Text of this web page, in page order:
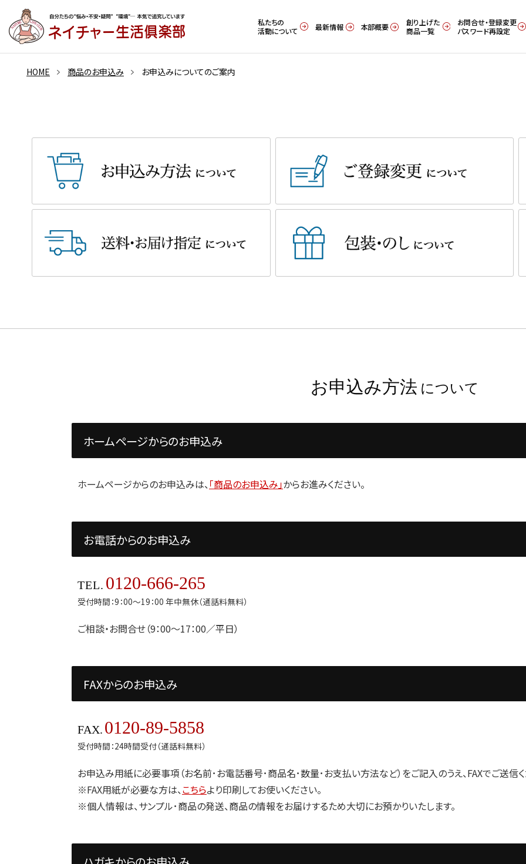
私たちの
活動について
最新情報 本部概要
創り上げた
商品一覧
お問合せ・登録変更
パスワード再設定
HOME 商品のお申込み お申込みについてのご案内
お申込み方法 について
ホームページからのお申込み
ホームページからのお申込みは、 「商品のお申込み」からお進みください。
お電話からのお申込み
TEL. 0120-666-265
受付時間：9：00～19：00 年中無休（通話料無料）
ご相談・お問合せ（9：00～17：00／平日）
FAXからのお申込み
FAX. 0120-89-5858
受付時間：24時間受付（通話料無料）
お申込み用紙に必要事項（お名前･お電話番号･商品名･数量･お支払い方法など）をご記入のうえ、FAXでご送信
※FAX用紙が必要な方は、こちらより印刷してお使いください。
※個人情報は、サンプル･商品の発送、商品の情報をお届けするため大切にお預かりいたします。